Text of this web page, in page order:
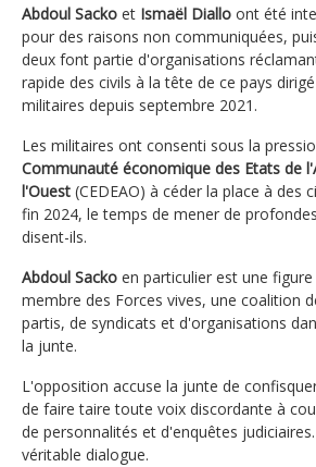
Abdoul Sacko et Ismaël Diallo ont été
pour des raisons non communiquées,
deux font partie d'organisations
rapide des civils à la tête de ce pays
militaires depuis septembre 2021.
Les militaires ont consenti sous la
Communauté économique des Etats de
l'Ouest (CEDEAO) à céder la place à des
fin 2024, le temps de mener de
disent-ils.
Abdoul Sacko en particulier est une
membre des Forces vives, une coalition
partis, de syndicats et d'organisations
la junte.
L'opposition accuse la junte de
de faire taire toute voix discordante à
de personnalités et d'enquêtes
véritable dialogue.